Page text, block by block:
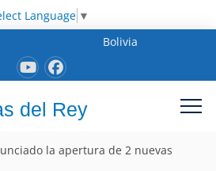
Language ▼
Bolivia
del Rey
la apertura de 2 nuevas